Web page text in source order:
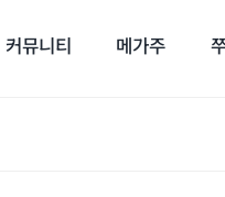
커뮤니티 메가주